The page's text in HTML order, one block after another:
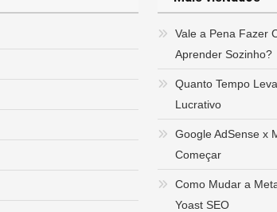
Vale a Pena Fazer
Aprender Sozinho?
Quanto Tempo
Lucrativo
Google AdSense x
Começar
Como Mudar a
Yoast SEO